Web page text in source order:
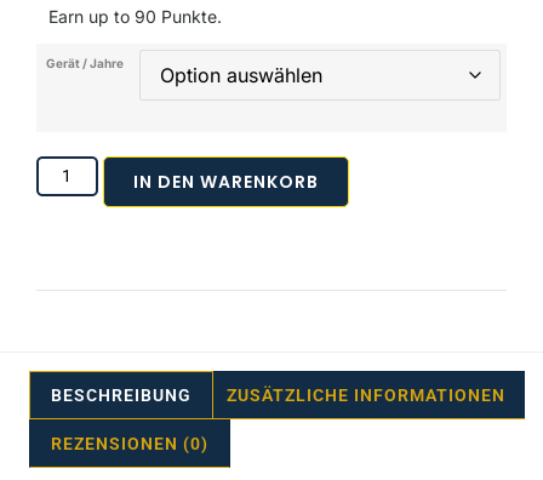
Earn up to 90 Punkte.
Gerät / Jahre
IN DEN WARENKORB
BESCHREIBUNG ZUSÄTZLICHE INFORMATIONEN
REZENSIONEN (0)